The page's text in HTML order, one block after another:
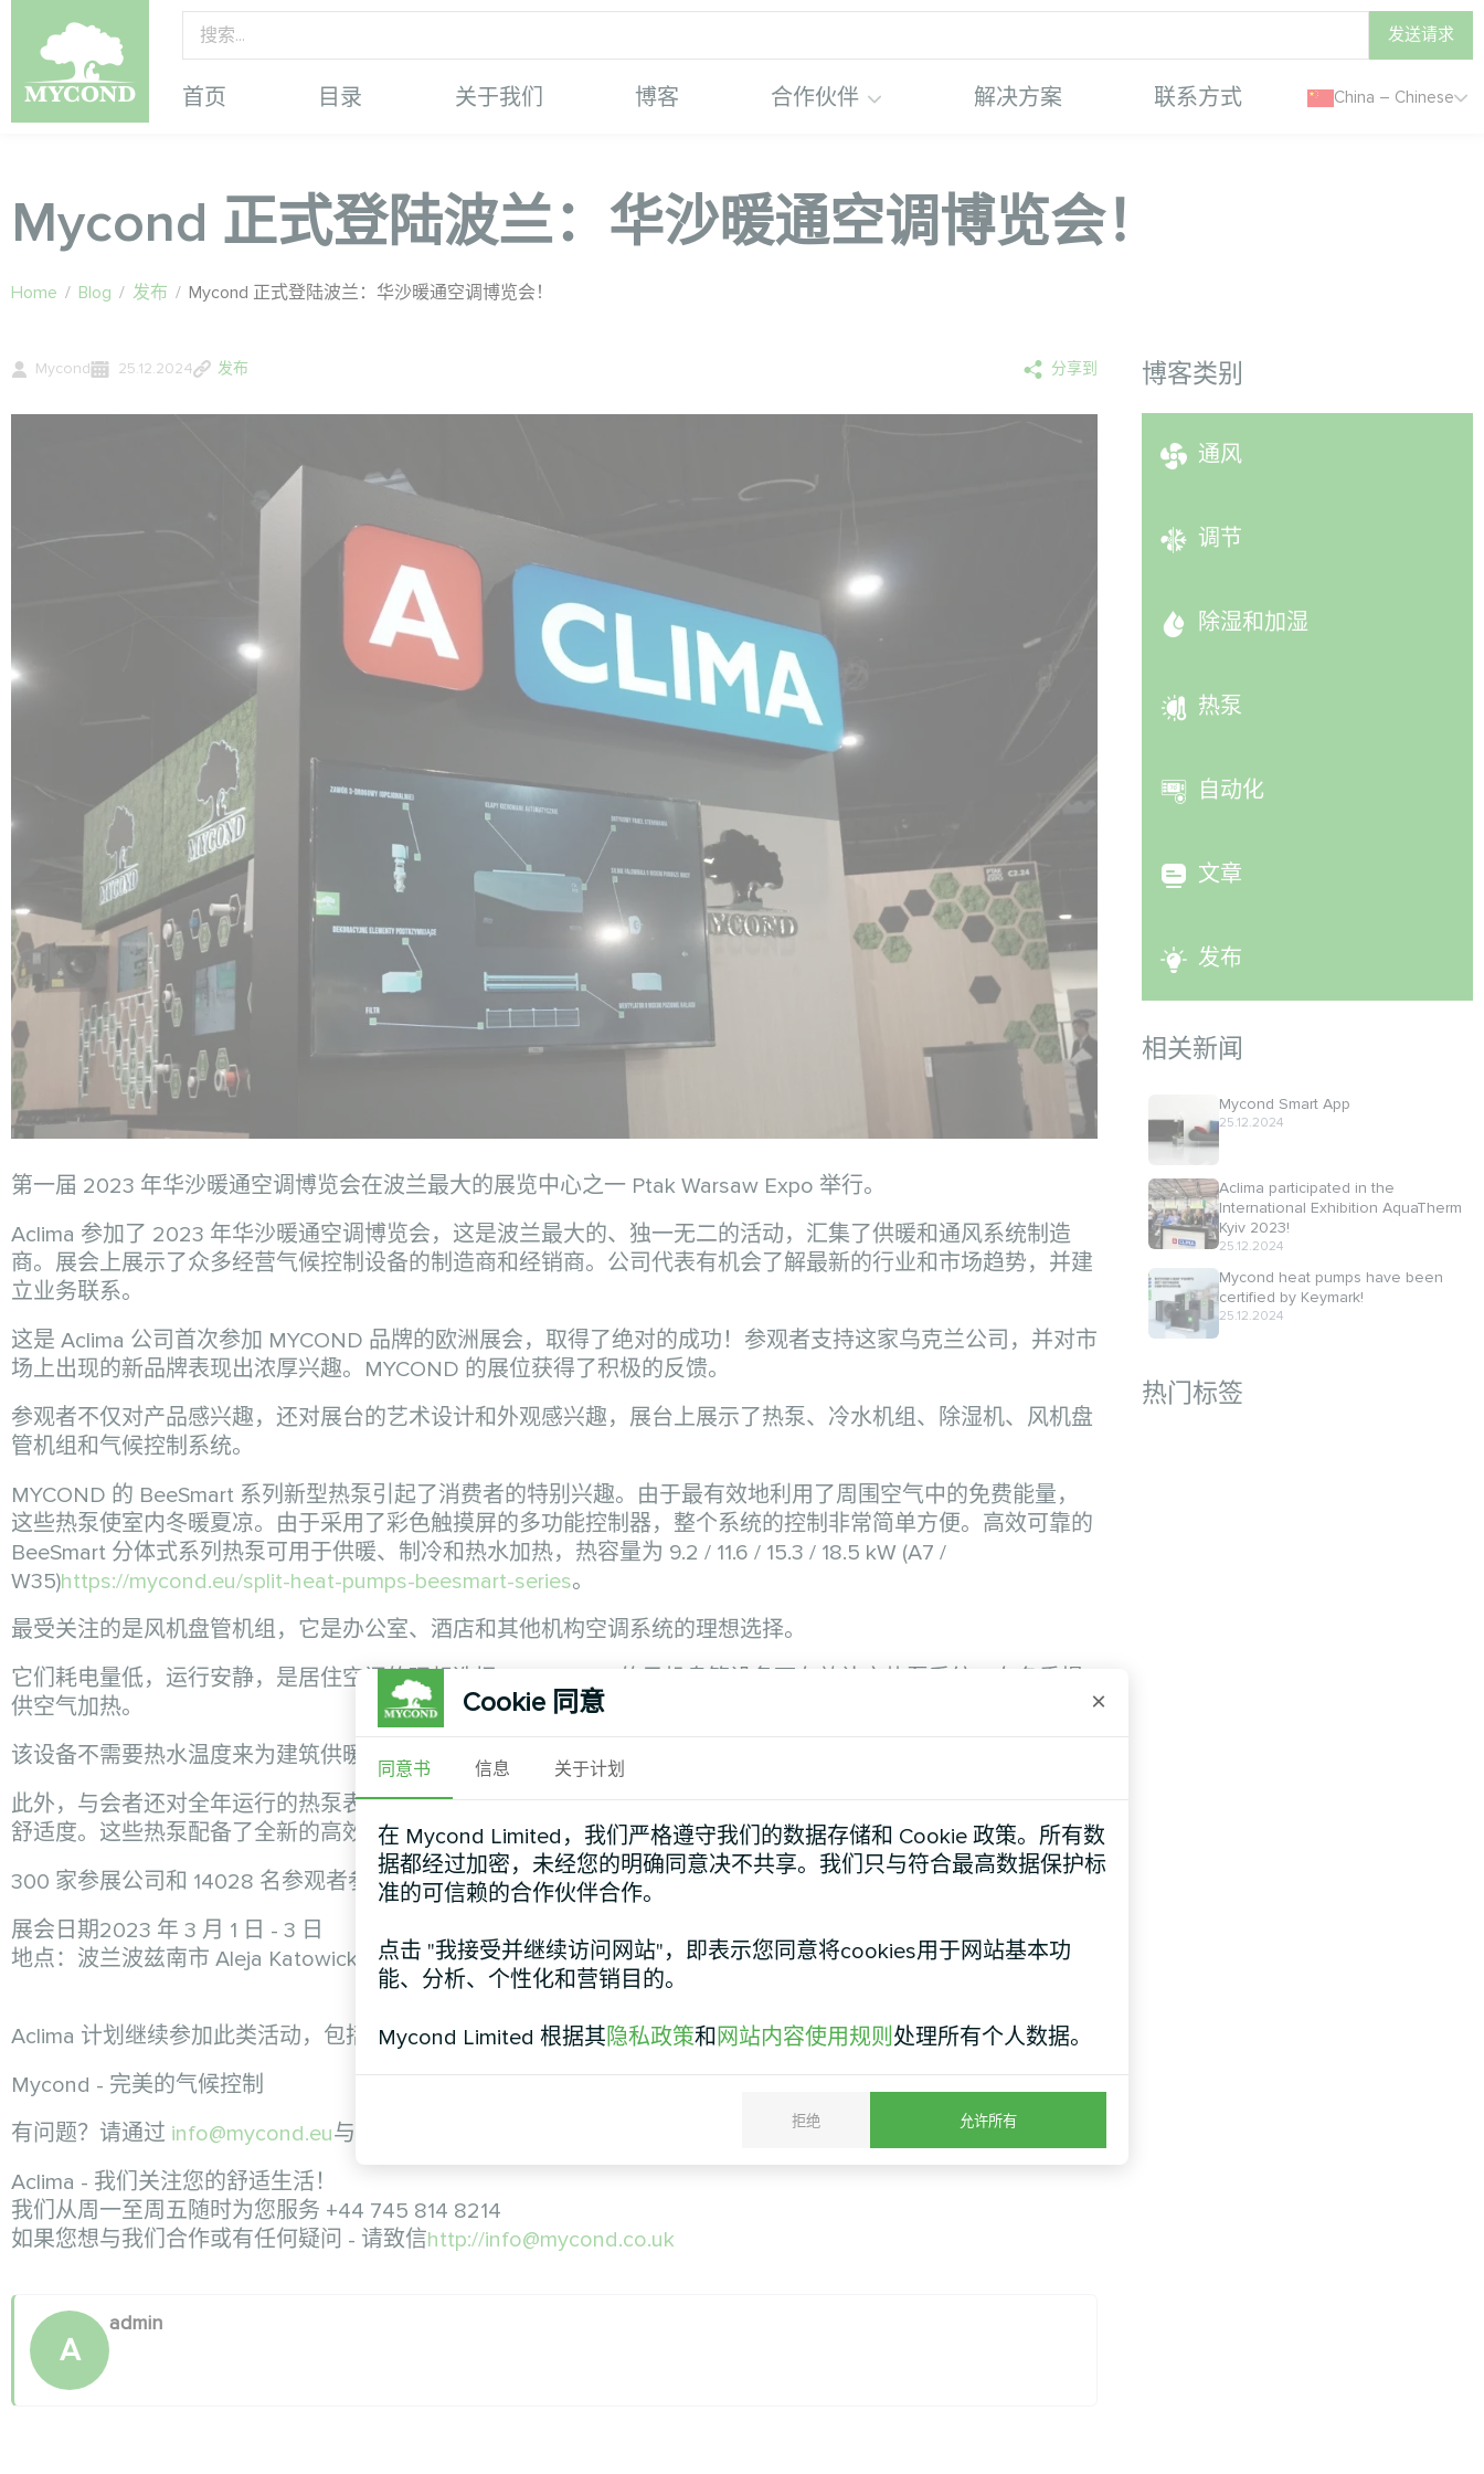
发送请求
首页 目录 关于我们 博客 合作伙伴 解决方案 联系方式 China – Chinese
Mycond 正式登陆波兰：华沙暖通空调博览会！
Home / Blog / 发布 / Mycond 正式登陆波兰：华沙暖通空调博览会！
Mycond 25.12.2024 发布 分享到
第一届 2023 年华沙暖通空调博览会在波兰最大的展览中心之一 Ptak Warsaw Expo 举行。
Aclima 参加了 2023 年华沙暖通空调博览会，这是波兰最大的、独一无二的活动，汇集了供暖和通风系统制造
商。展会上展示了众多经营气候控制设备的制造商和经销商。公司代表有机会了解最新的行业和市场趋势，并建
立业务联系。
这是 Aclima 公司首次参加 MYCOND 品牌的欧洲展会，取得了绝对的成功！参观者支持这家乌克兰公司，并对市
场上出现的新品牌表现出浓厚兴趣。MYCOND 的展位获得了积极的反馈。
参观者不仅对产品感兴趣，还对展台的艺术设计和外观感兴趣，展台上展示了热泵、冷水机组、除湿机、风机盘
管机组和气候控制系统。
MYCOND 的 BeeSmart 系列新型热泵引起了消费者的特别兴趣。由于最有效地利用了周围空气中的免费能量，
这些热泵使室内冬暖夏凉。由于采用了彩色触摸屏的多功能控制器，整个系统的控制非常简单方便。高效可靠的
BeeSmart 分体式系列热泵可用于供暖、制冷和热水加热，热容量为 9.2 / 11.6 / 15.3 / 18.5 kW (A7 /
W35)https://mycond.eu/split-heat-pumps-beesmart-series。
最受关注的是风机盘管机组，它是办公室、酒店和其他机构空调系统的理想选择。
它们耗电量低，运行安静，是居住空间的理想选择。MYCOND 的风机盘管设备可有效补充热泵系统，在冬季提
供空气加热。
该设备不需要热水温度来为建筑供暖，从而节省了成本。
此外，与会者还对全年运行的热泵表现出极大的兴趣，这种热泵可提供热水、冬季供暖和夏季制冷，带来最大的
舒适度。这些热泵配备了全新的高效压缩机。https://mycond.eu/catalog/conditioning。
300 家参展公司和 14028 名参观者参加了展览，其中 8%为外国人（非波兰公民）。
展会日期2023 年 3 月 1 日 - 3 日
地点：波兰波兹南市 Aleja Katowicka 街 62 号：波兰纳达日恩市阿莱雅-卡托维卡 62 号
Aclima 计划继续参加此类活动，包括将于 2024 年春季举办的下一届展会。
Mycond - 完美的气候控制
有问题？请通过 info@mycond.eu与我们联系。
Aсlima - 我们关注您的舒适生活！
我们从周一至周五随时为您服务 +44 745 814 8214
如果您想与我们合作或有任何疑问 - 请致信http://info@mycond.co.uk
A
admin
博客类别
通风
调节
除湿和加湿
热泵
自动化
文章
发布
相关新闻
Mycond Smart App
25.12.2024
Aclima participated in the
International Exhibition AquaTherm
Kyiv 2023!
25.12.2024
Mycond heat pumps have been
certified by Keymark!
25.12.2024
热门标签
Cookie 同意 ×
同意书 信息 关于计划
在 Mycond Limited，我们严格遵守我们的数据存储和 Cookie 政策。所有数
据都经过加密，未经您的明确同意决不共享。我们只与符合最高数据保护标
准的可信赖的合作伙伴合作。
点击 "我接受并继续访问网站"，即表示您同意将cookies用于网站基本功
能、分析、个性化和营销目的。
Mycond Limited 根据其隐私政策和 网站内容使用规则 处理所有个人数据。
拒绝 允许所有